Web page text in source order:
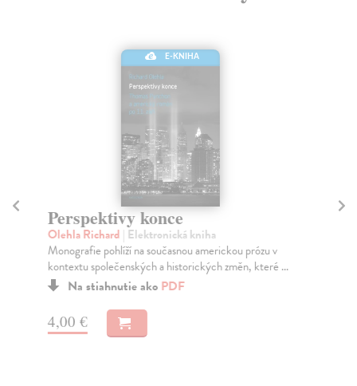
E-KNIHA
Perspektivy konce
Olehla Richard | Elektronická kniha
Monografie pohlíží na současnou americkou prózu v
kontextu společenských a historických změn, které ...
Na stiahnutie ako PDF
4,00 €